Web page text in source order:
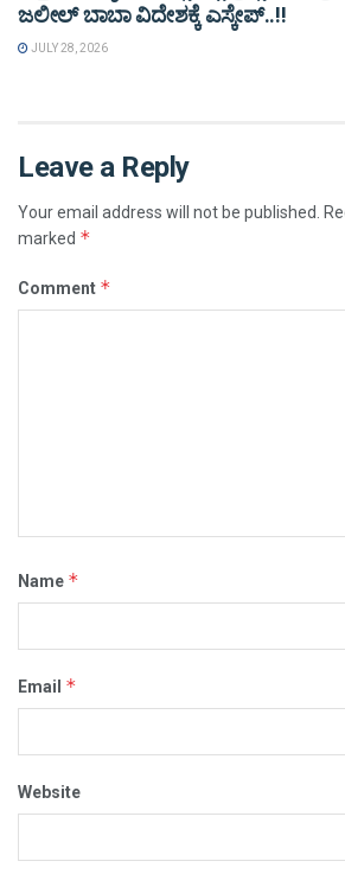
ಜಲೀಲ್ ಬಾಬಾ ವಿದೇಶಕ್ಕೆ ಎಸ್ಕೇಪ್..!!
JULY 28, 2026
Leave a Reply
Your email address will not be published.
marked *
Comment *
Name *
Email *
Website